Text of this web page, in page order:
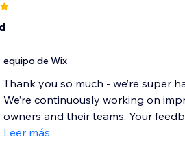
equipo de Wix
Thank you so much - we’re super
We’re continuously working on
owners and their teams. Your
Leer más